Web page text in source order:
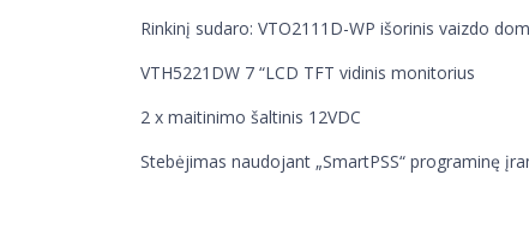
Rinkinį sudaro: VTO2111D-WP išorinis vaizdo
VTH5221DW 7 “LCD TFT vidinis monitorius
2 x maitinimo šaltinis 12VDC
Stebėjimas naudojant „SmartPSS“ programinę